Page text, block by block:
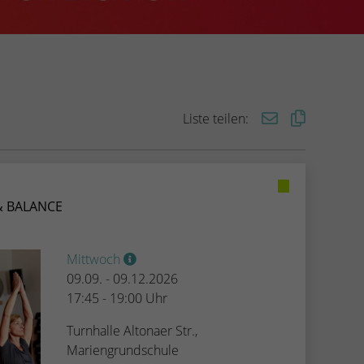
Liste teilen:
BALANCE
Mittwoch
09.09. - 09.12.2026
17:45 - 19:00 Uhr
Turnhalle Altonaer Str.,
Mariengrundschule